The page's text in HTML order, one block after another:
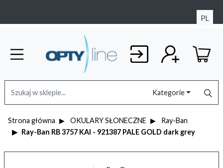
PL
Kategorie
Strona główna OKULARY SŁONECZNE
Ray-Ban
Ray-Ban RB 3757 KAI - 921387 PALE GOLD dark grey